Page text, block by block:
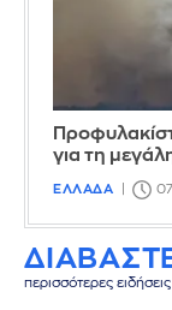
για τη
ΕΛΛΑΔΑ
περισσότερες